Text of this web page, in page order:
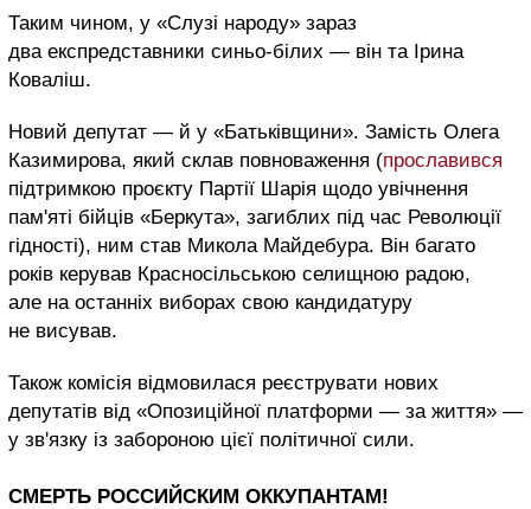
Таким чином, у «Слузі народу» зараз
два експредставники синьо-білих — він та Ірина
Коваліш.
Новий депутат — й у «Батьківщини». Замість Олега
Казимирова, який склав повноваження (прославився
підтримкою проєкту Партії Шарія щодо увічнення
пам'яті бійців «Беркута», загиблих під час Революції
гідності), ним став Микола Майдебура. Він багато
років керував Красносільською селищною радою,
але на останніх виборах свою кандидатуру
не висував.
Також комісія відмовилася реєструвати нових
депутатів від «Опозиційної платформи — за життя» —
у зв'язку із забороною цієї політичної сили.
СМЕРТЬ РОССИЙСКИМ ОККУПАНТАМ!